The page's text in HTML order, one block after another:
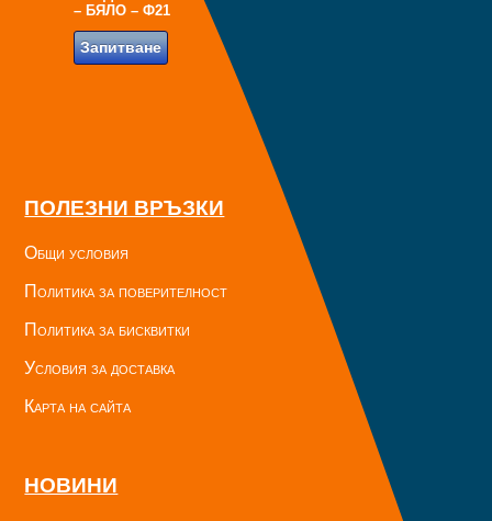
– БЯЛО – Ф21
Запитване
ПОЛЕЗНИ ВРЪЗКИ
Общи условия
Политика за поверителност
Политика за бисквитки
Условия за доставка
Карта на сайта
НОВИНИ